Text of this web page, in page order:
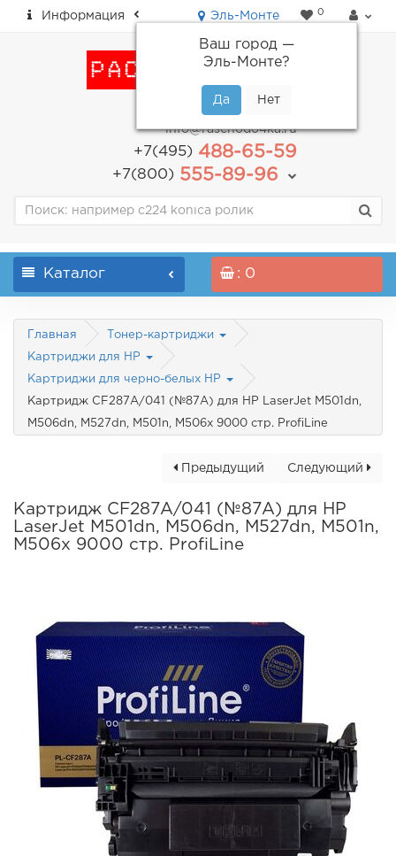
Информация Эль-Монте
Ваш город —
Эль-Монте?
0
пн-пт: с 9.00 до 18.00
info@raschodo4ka.ru
+7(495)488-65-59
+7(800)555-89-96
Каталог : 0
Главная Тонер-картриджи
Картриджи для HP
Картриджи для черно-белых HP
Картридж CF287A/041 (№87A) для HP LaserJet M501dn,
M506dn, M527dn, M501n, M506x 9000 стр. ProfiLine
Следующий
Предыдущий
Картридж CF287A/041 (№87A) для HP
LaserJet M501dn, M506dn, M527dn, M501n,
M506x 9000 стр. ProfiLine